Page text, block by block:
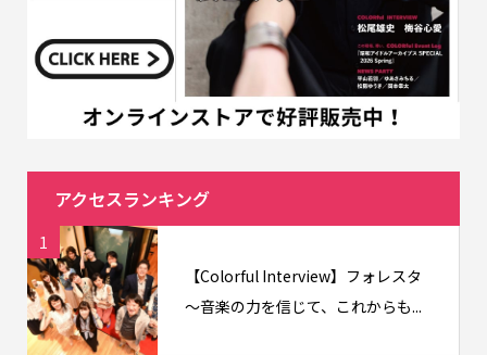
アクセスランキング
1
【Colorful Interview】フォレスタ
〜音楽の力を信じて、これからも...